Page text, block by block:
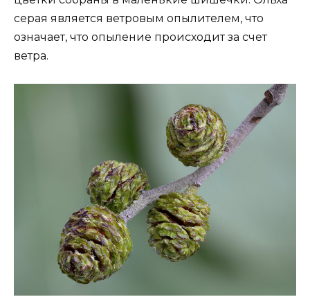
серая является ветровым опылителем, что
означает, что опыление происходит за счет
ветра.